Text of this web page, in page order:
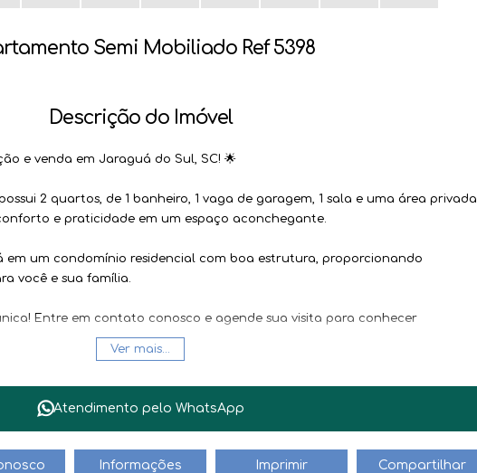
Semi Mobiliado Ref 5398
Descrição do Imóvel
e venda em Jaraguá do Sul, SC! 🌟
2 quartos, de 1 banheiro, 1 vaga de garagem, 1 sala e uma área privada
e praticidade em um espaço aconchegante.
em um condomínio residencial com boa estrutura, proporcionando
você e sua família.
Entre em contato conosco e agende sua visita para conhecer
em Jaraguá do Sul. Estamos te esperando! 📞
pela imobiliária.
sem aviso prévio.''
Ver mais...
Atendimento pelo WhatsApp
Informações Imprimir Compartilhar
CRECI31.882
jair@haus.imb.br